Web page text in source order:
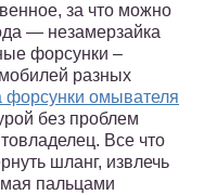
за что можно
— незамерзайка
форсунки –
разных
форсунки омывателя
без проблем
Все что
шланг, извлечь
пальцами